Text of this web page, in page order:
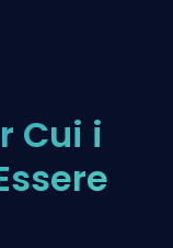
Cui i